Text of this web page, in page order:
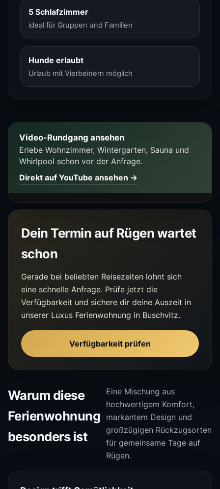
5 Schlafzimmer
ideal für Gruppen und Familien
Hunde erlaubt
Urlaub mit Vierbeinern möglich
Video-Rundgang ansehen
Erlebe Wohnzimmer, Wintergarten, Sauna und
Whirlpool schon vor der Anfrage.
Direkt auf YouTube ansehen →
Dein Termin auf Rügen wartet
schon
Gerade bei beliebten Reisezeiten lohnt sich
eine schnelle Anfrage. Prüfe jetzt die
Verfügbarkeit und sichere dir deine Auszeit in
unserer Luxus Ferienwohnung in Buschvitz.
Verfügbarkeit prüfen
Warum diese
Ferienwohnung
besonders ist
Eine Mischung aus
hochwertigem Komfort,
markantem Design und
großzügigen Rückzugsorten
für gemeinsame Tage auf
Rügen.